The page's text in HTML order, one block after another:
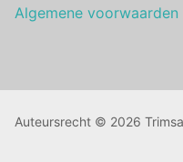
Algemene
Auteursrecht © 2026